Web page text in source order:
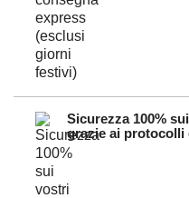
Sicurezza 100%
grazie ai